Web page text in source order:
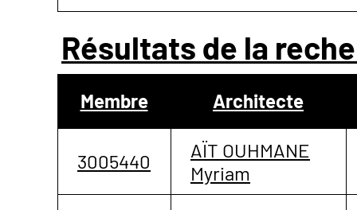
Résultats de la
Membre Architecte
3005440
AÏT OUHMANE
Myriam